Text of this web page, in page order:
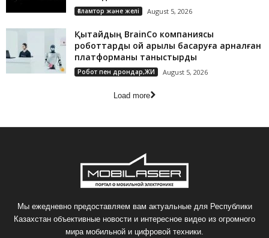
Ғаламтор және желі August 5, 2026
Қытайдың BrainCo компаниясы
роботтарды ой арқылы басқаруға арналған
платформаны таныстырды
Робот пен дрондар,ЖИ August 5, 2026
Load more
Мы ежедневно предоставляем вам актуальные для Республики
Казахстан объективные новости и интересное видео из огромного
мира мобильной и цифровой техники.